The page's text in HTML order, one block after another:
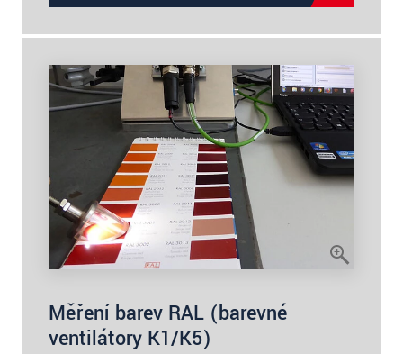
Měření barev RAL (barevné
ventilátory K1/K5)